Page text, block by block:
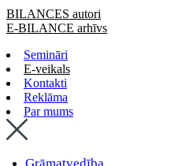
BILANCES autori
E-BILANCE arhīvs
Semināri
E-veikals
Kontakti
Reklāma
Par mums